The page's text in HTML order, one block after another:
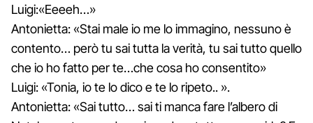
Luigi:«Eeeeh…»
Antonietta: «Stai male io me lo immagino, nessuno è
contento… però tu sai tutta la verità, tu sai tutto quello
che io ho fatto per te…che cosa ho consentito»
Luigi: «Tonia, io te lo dico e te lo ripeto.. ».
Antonietta: «Sai tutto… sai ti manca fare l’albero di